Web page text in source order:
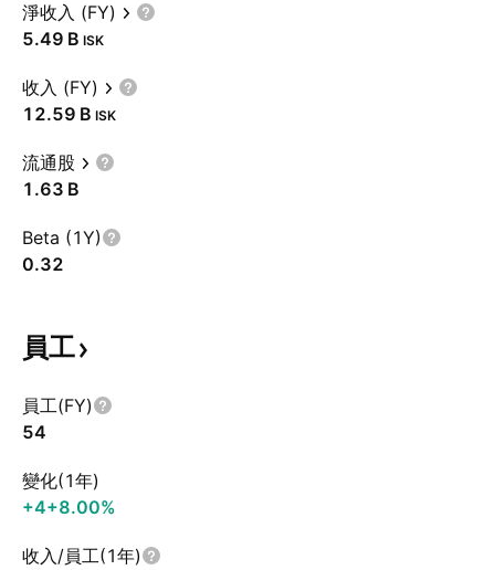
淨收入 (FY)
‪5.49 B‬ ISK
收入 (FY)
‪12.59 B‬ ISK
流通股
‪1.63 B‬
Beta (1Y)
0.32
員工
員工(FY)
54
變化(1年)
+4+8.00%
收入/員工(1年)